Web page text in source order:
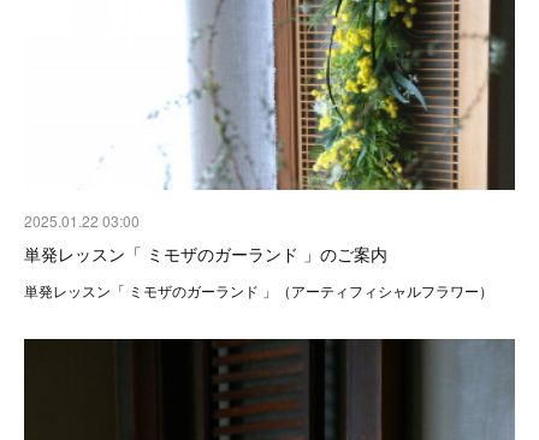
2025.01.22 03:00
単発レッスン「 ミモザのガーランド 」のご案内
単発レッスン「 ミモザのガーランド 」（アーティフィシャルフラワー）